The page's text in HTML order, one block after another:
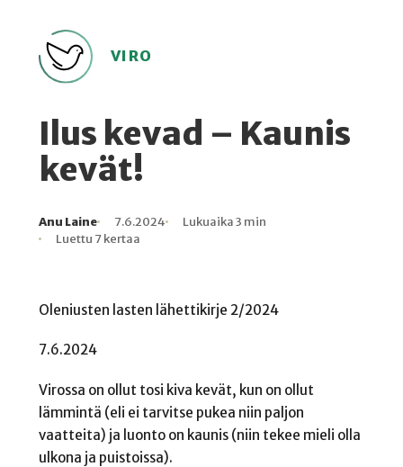
VIRO
Ilus kevad – Kaunis
kevät!
Kirjoittaja
Anu Laine
Julkaistu
7.6.2024
Lukuaika
Lukuaika 3 min
Lukukertoja
Luettu 7 kertaa
Oleniusten lasten lähettikirje 2/2024
7.6.2024
Virossa on ollut tosi kiva kevät, kun on ollut
lämmintä (eli ei tarvitse pukea niin paljon
vaatteita) ja luonto on kaunis (niin tekee mieli olla
ulkona ja puistoissa).